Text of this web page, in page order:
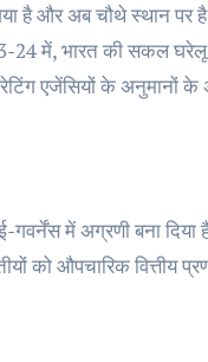
है और अब चौथे स्थान पर
24 में, भारत की सकल घरेलू
एजेंसियों के अनुमानों के
में अग्रणी बना
को औपचारिक वित्तीय